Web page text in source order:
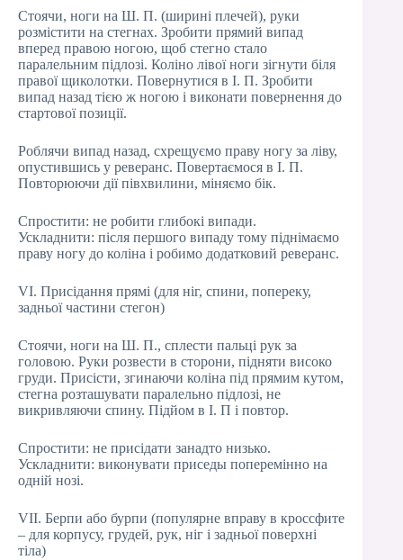
Стоячи, ноги на Ш. П. (ширині плечей), руки
розмістити на стегнах. Зробити прямий випад
вперед правою ногою, щоб стегно стало
паралельним підлозі. Коліно лівої ноги зігнути біля
правої щиколотки. Повернутися в І. П. Зробити
випад назад тією ж ногою і виконати повернення до
стартової позиції.
Роблячи випад назад, схрещуємо праву ногу за ліву,
опустившись у реверанс. Повертаємося в І. П.
Повторюючи дії півхвилини, міняємо бік.
Спростити: не робити глибокі випади.
Ускладнити: після першого випаду тому піднімаємо
праву ногу до коліна і робимо додатковий реверанс.
VI. Присідання прямі (для ніг, спини, попереку,
задньої частини стегон)
Стоячи, ноги на Ш. П., сплести пальці рук за
головою. Руки розвести в сторони, підняти високо
груди. Присісти, згинаючи коліна під прямим кутом,
стегна розташувати паралельно підлозі, не
викривляючи спину. Підйом в І. П і повтор.
Спростити: не присідати занадто низько.
Ускладнити: виконувати приседы поперемінно на
одній нозі.
VII. Берпи або бурпи (популярне вправу в кроссфите
– для корпусу, грудей, рук, ніг і задньої поверхні
тіла)